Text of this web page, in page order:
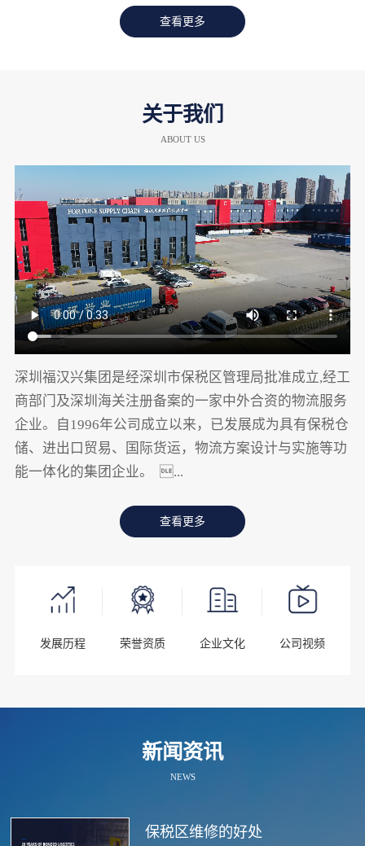
查看更多
关于我们
ABOUT US
深圳福汉兴集团是经深圳市保税区管理局批准成立,经工
商部门及深圳海关注册备案的一家中外合资的物流服务
企业。自1996年公司成立以来，已发展成为具有保税仓
储、进出口贸易、国际货运，物流方案设计与实施等功
能一体化的集团企业。 ...
查看更多
发展历程 荣誉资质 企业文化 公司视频
新闻资讯
NEWS
保税区维修的好处